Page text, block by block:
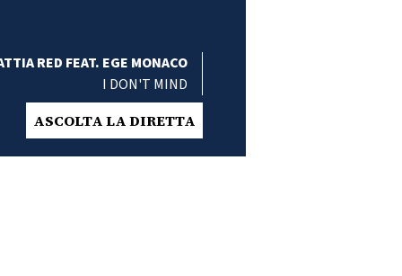
RED FEAT. EGE MONACO
I DON'T MIND
ASCOLTA LA DIRETTA